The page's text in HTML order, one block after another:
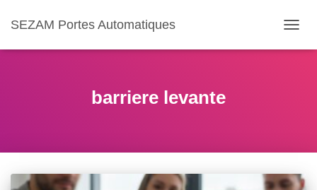
SEZAM Portes Automatiques
LA
barriere levante